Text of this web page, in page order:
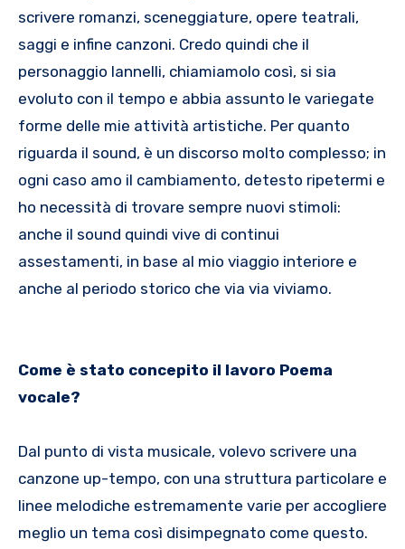
scrivere romanzi, sceneggiature, opere teatrali,
saggi e infine canzoni. Credo quindi che il
personaggio Iannelli, chiamiamolo così, si sia
evoluto con il tempo e abbia assunto le variegate
forme delle mie attività artistiche. Per quanto
riguarda il sound, è un discorso molto complesso; in
ogni caso amo il cambiamento, detesto ripetermi e
ho necessità di trovare sempre nuovi stimoli:
anche il sound quindi vive di continui
assestamenti, in base al mio viaggio interiore e
anche al periodo storico che via via viviamo.
Come è stato concepito il lavoro Poema
vocale?
Dal punto di vista musicale, volevo scrivere una
canzone up-tempo, con una struttura particolare e
linee melodiche estremamente varie per accogliere
meglio un tema così disimpegnato come questo.